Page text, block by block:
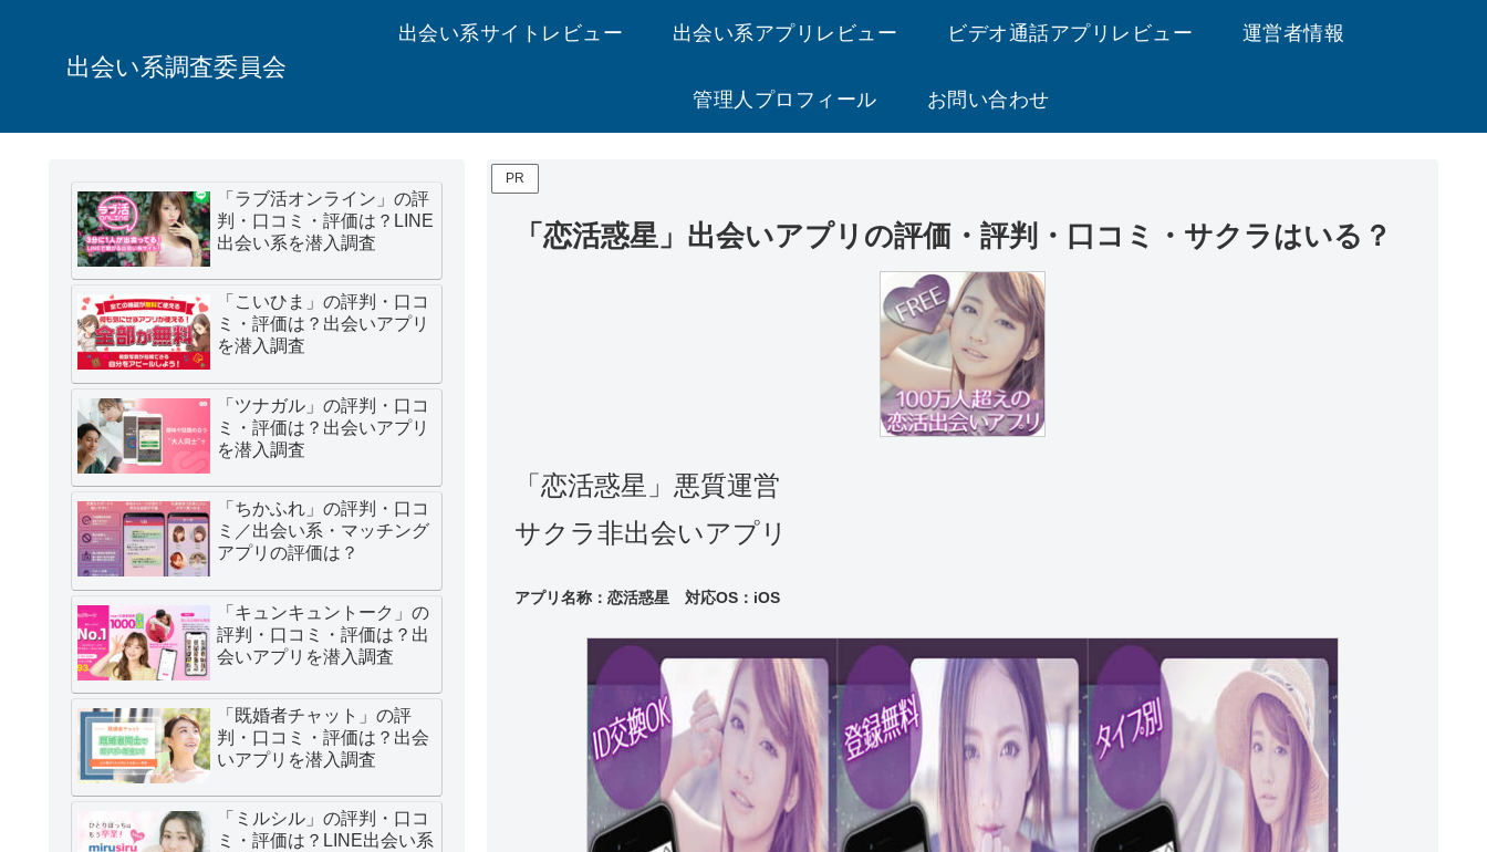
出会い系調査委員会
出会い系サイトレビュー 出会い系アプリレビュー ビデオ通話アプリレビュー 運営者情報
管理人プロフィール お問い合わせ
PR
「恋活惑星」出会いアプリの評価・評判・口コミ・サクラはいる？
「恋活惑星」悪質運営
サクラ非出会いアプリ
アプリ名称：恋活惑星 対応OS：iOS
「ラブ活オンライン」の評
判・口コミ・評価は？LINE
出会い系を潜入調査
「こいひま」の評判・口コ
ミ・評価は？出会いアプリ
を潜入調査
「ツナガル」の評判・口コ
ミ・評価は？出会いアプリ
を潜入調査
「ちかふれ」の評判・口コ
ミ／出会い系・マッチング
アプリの評価は？
「キュンキュントーク」の
評判・口コミ・評価は？出
会いアプリを潜入調査
「既婚者チャット」の評
判・口コミ・評価は？出会
いアプリを潜入調査
「ミルシル」の評判・口コ
ミ・評価は？LINE出会い系